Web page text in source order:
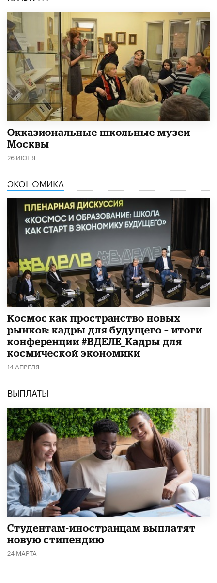
​Окказиональные школьные музеи
Москвы
26 ИЮНЯ
ЭКОНОМИКА
Космос как пространство новых
рынков: кадры для будущего – итоги
конференции #ВДЕЛЕ_Кадры для
космической экономики
14 АПРЕЛЯ
ВЫПЛАТЫ
Студентам-иностранцам выплатят
новую стипендию
24 МАРТА